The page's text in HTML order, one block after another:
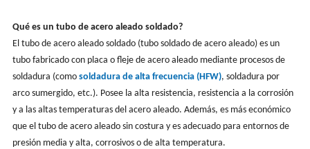
Qué es un tubo de acero aleado soldado?
El tubo de acero aleado soldado (tubo soldado de acero aleado) es un
tubo fabricado con placa o fleje de acero aleado mediante procesos de
soldadura (como soldadura de alta frecuencia (HFW), soldadura por
arco sumergido, etc.). Posee la alta resistencia, resistencia a la corrosión
y a las altas temperaturas del acero aleado. Además, es más económico
que el tubo de acero aleado sin costura y es adecuado para entornos de
presión media y alta, corrosivos o de alta temperatura.